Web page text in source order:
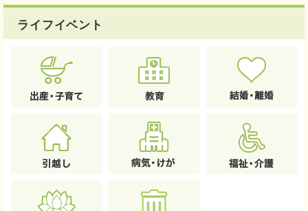
ライフイベント